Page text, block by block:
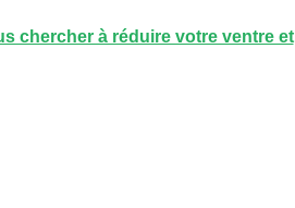
chercher à réduire votre ventre et